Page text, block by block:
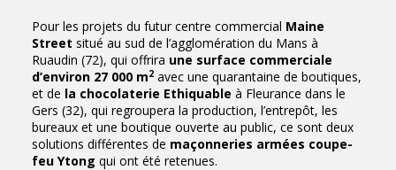
Pour les projets du futur centre commercial Maine
Street situé au sud de l’agglomération du Mans à
Ruaudin (72), qui offrira une surface commerciale
d’environ 27 000 m2 avec une quarantaine de boutiques,
et de la chocolaterie Ethiquable à Fleurance dans le
Gers (32), qui regroupera la production, l’entrepôt, les
bureaux et une boutique ouverte au public, ce sont deux
solutions différentes de maçonneries armées coupe-
feu Ytong qui ont été retenues.